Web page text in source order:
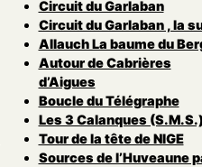
Circuit du Garlaban
Circuit du Garlaban , la
Allauch La baume du
Autour de Cabrières
d’Aigues
Boucle du Télégraphe
Les 3 Calanques
Tour de la tête de NIGE
Sources de l’Huveaune